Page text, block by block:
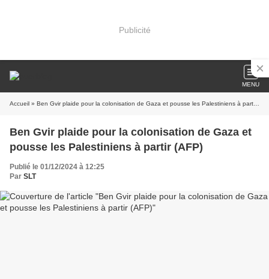
Publicité
MENU
Accueil » Ben Gvir plaide pour la colonisation de Gaza et pousse les Palestiniens à partir (AFP)
Ben Gvir plaide pour la colonisation de Gaza et
pousse les Palestiniens à partir (AFP)
Publié le 01/12/2024 à 12:25
Par SLT